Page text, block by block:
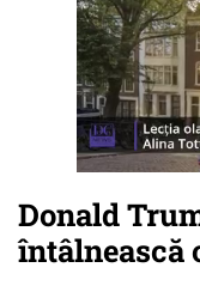
Donald
întâlnească